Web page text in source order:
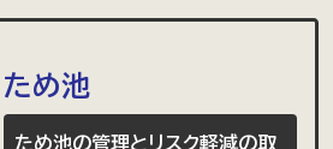
ため池
ため池の管理とリスク軽減の取